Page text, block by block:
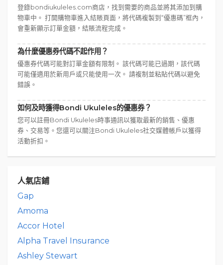
登錄bondiukuleles.com商店，找到需要的商品並將其添加到購
物車中。 打開購物車進入結賬頁面，將代碼複製到“優惠碼”框內，
會重新顯示訂單金額，結賬流程完成。
為什麼優惠券代碼不起作用？
優惠券代碼可能對訂單金額有限制。 該代碼可能已過期，該代碼
可能僅適用於新用戶或只能使用一次。 請複制並粘貼代碼以避免
錯誤。
如何及時獲得Bondi Ukuleles的優惠券？
您可以註冊Bondi Ukuleles時事通訊以獲取最新的銷售、優惠
券、交易等。您還可以關注Bondi Ukuleles社交媒體帳戶以獲得
活動折扣。
人氣店鋪
Gap
Amoma
Accor Hotel
Alpha Travel Insurance
Ashley Stewart